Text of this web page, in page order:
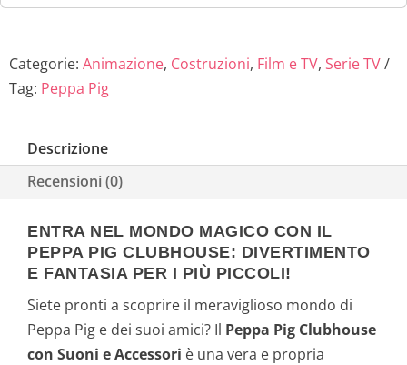
Categorie: Animazione, Costruzioni, Film e TV, Serie TV
Tag: Peppa Pig
Descrizione
Recensioni (0)
ENTRA NEL MONDO MAGICO CON IL
PEPPA PIG CLUBHOUSE: DIVERTIMENTO
E FANTASIA PER I PIÙ PICCOLI!
Siete pronti a scoprire il meraviglioso mondo di
Peppa Pig e dei suoi amici? Il Peppa Pig Clubhouse
con Suoni e Accessori è una vera e propria